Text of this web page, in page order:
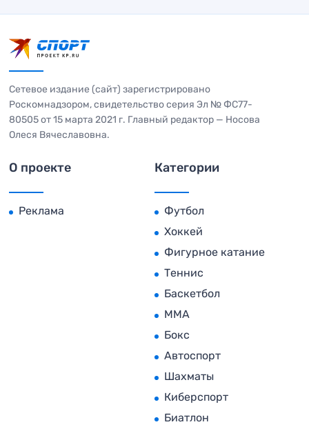
Сетевое издание (сайт) зарегистрировано
Роскомнадзором, свидетельство серия Эл № ФС77-
80505 от 15 марта 2021 г. Главный редактор — Носова
Олеся Вячеславовна.
О проекте
Реклама
Категории
Футбол
Хоккей
Фигурное катание
Теннис
Баскетбол
MMA
Бокс
Автоспорт
Шахматы
Киберспорт
Биатлон